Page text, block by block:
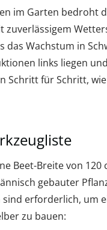
im Garten bedroht
zuverlässigem
das Wachstum in
links liegen
Schritt für Schritt,
Beet-Breite von
gebauter
erforderlich, um
zu bauen: